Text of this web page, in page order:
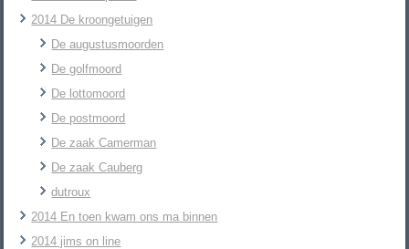
2014 De kroongetuigen
De augustusmoorden
De golfmoord
De lottomoord
De postmoord
De zaak Camerman
De zaak Cauberg
dutroux
2014 En toen kwam ons ma binnen
2014 jims on line